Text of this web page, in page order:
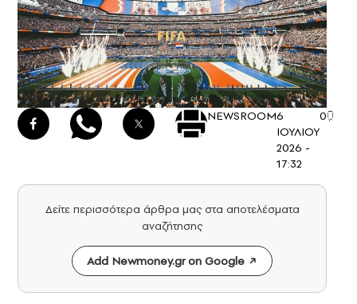
NEWSROOM6
ΙΟΥΛΙΟΥ
2026 -
17:32
0
Δείτε περισσότερα άρθρα μας στα αποτελέσματα
αναζήτησης
Add Newmoney.gr on Google